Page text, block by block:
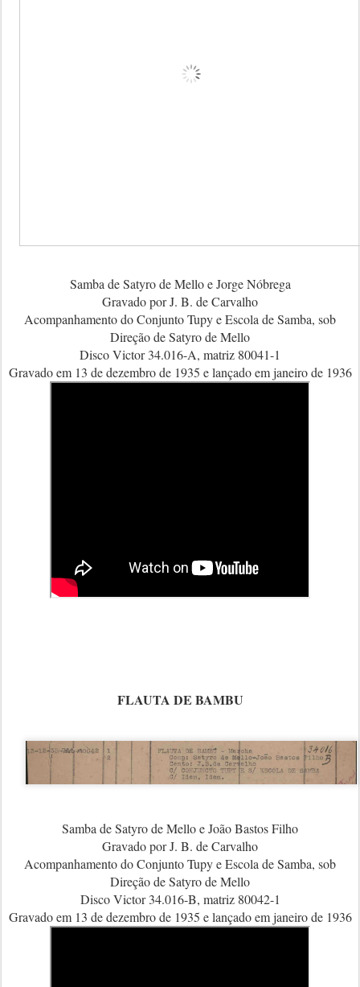
Samba de Satyro de Mello e Jorge Nóbrega
Gravado por J. B. de Carvalho
Acompanhamento do Conjunto Tupy e Escola de Samba, sob
Direção de Satyro de Mello
Disco Victor 34.016-A, matriz 80041-1
Gravado em 13 de dezembro de 1935 e lançado em janeiro de 1936
FLAUTA DE BAMBU
Samba de Satyro de Mello e João Bastos Filho
Gravado por J. B. de Carvalho
Acompanhamento do Conjunto Tupy e Escola de Samba, sob
Direção de Satyro de Mello
Disco Victor 34.016-B, matriz 80042-1
Gravado em 13 de dezembro de 1935 e lançado em janeiro de 1936